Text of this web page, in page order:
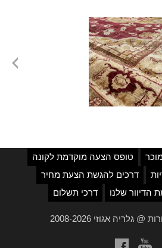
טופס הצעה מוקדמת לקונה
דרכים להגשת הצעת מחיר
הדיוור שלנו
דרכי תשלום
גלריה אגוזי 2008-2026